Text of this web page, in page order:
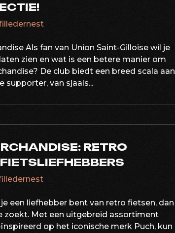
Als fan van Union Saint-Gilloise wil je
zien en wat is een betere manier om
De club biedt een breed scala aan
supporter, van sjaals...
RETRO
een liefhebber bent van retro fietsen, dan
zoekt. Met een uitgebreid assortiment
op het iconische merk Puch, kun